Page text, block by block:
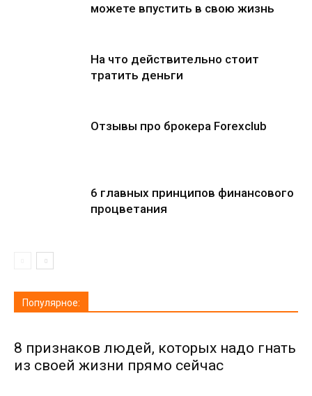
можете впустить в свою жизнь
На что действительно стоит
тратить деньги
Отзывы про брокера Forexclub
6 главных принципов финансового
процветания
Популярное:
8 признаков людей, которых надо гнать
из своей жизни прямо сейчас